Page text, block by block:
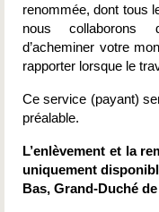
renommée, dont tous
nous collaborons
d’acheminer votre
rapporter lorsque le
Ce service (payant)
préalable.
L’enlèvement et la
uniquement
Bas, Grand-Duché